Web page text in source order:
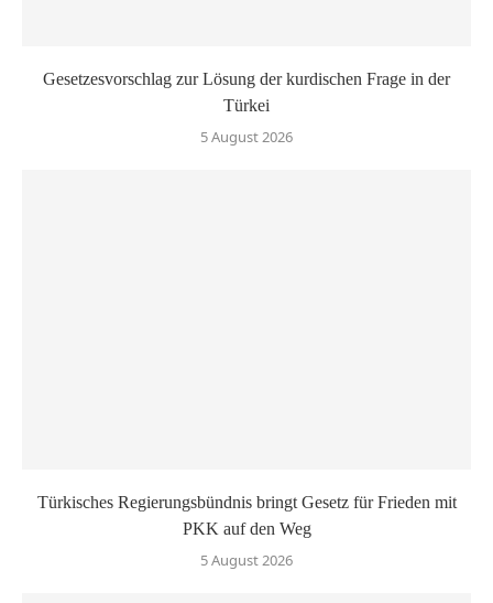
Gesetzesvorschlag zur Lösung der kurdischen Frage in der
Türkei
5 August 2026
Türkisches Regierungsbündnis bringt Gesetz für Frieden mit
PKK auf den Weg
5 August 2026